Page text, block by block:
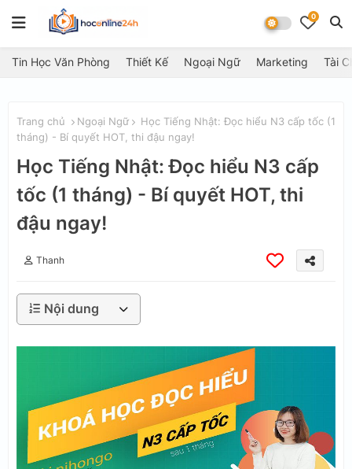
0
Tin Học Văn Phòng Thiết Kế Ngoại Ngữ Marketing Tài
Trang chủ Ngoại Ngữ
Học Tiếng Nhật: Đọc hiểu N3 cấp tốc (1
tháng) - Bí quyết HOT, thi đậu ngay!
Học Tiếng Nhật: Đọc hiểu N3 cấp
tốc (1 tháng) - Bí quyết HOT, thi
đậu ngay!
Thanh
Nội dung